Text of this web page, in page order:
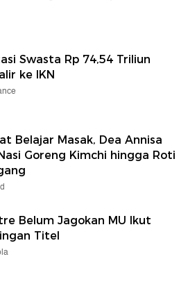
Swasta Rp 74,54 Triliun
ke IKN
Belajar Masak, Dea Annisa
Goreng Kimchi hingga Roti
Belum Jagokan MU Ikut
Titel